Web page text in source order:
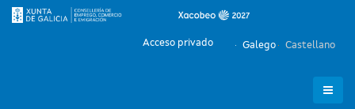
Galego Castellano
Acceso privado